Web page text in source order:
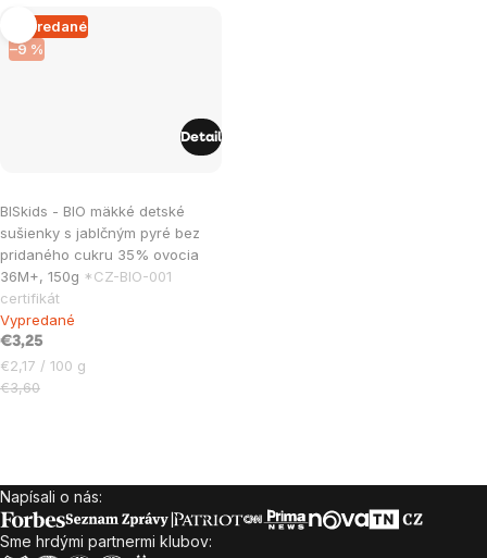
Vypredané
–9 %
BISkids - BIO mäkké detské
sušienky s jablčným pyré bez
pridaného cukru 35% ovocia
36M+, 150g *CZ-BIO-001
certifikát
Vypredané
€3,25
Jednotková
cena:
€2,17 / 100 g
€3,60
Detail
prvky
výpisu
Zápätie
Napísali o nás:
Sme hrdými partnermi klubov: